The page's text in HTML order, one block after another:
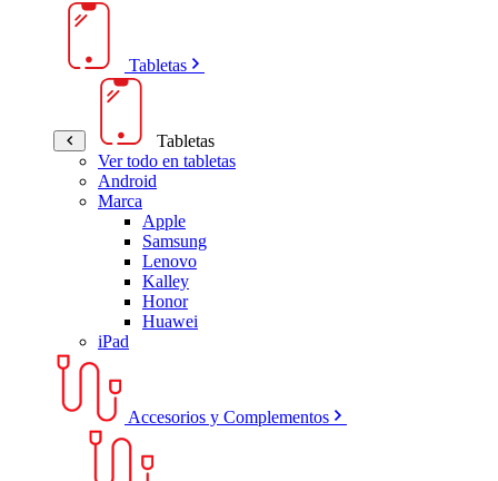
Tabletas
Tabletas
Ver todo en tabletas
Android
Marca
Apple
Samsung
Lenovo
Kalley
Honor
Huawei
iPad
Accesorios y Complementos